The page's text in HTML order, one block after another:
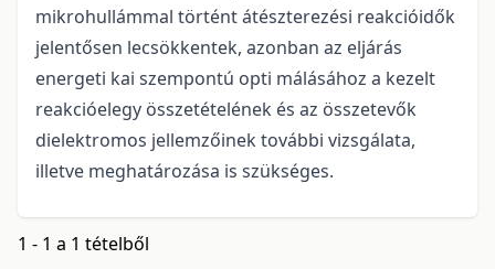
mikrohullámmal történt átészterezési reakcióidők
jelentősen lecsökkentek, azonban az eljárás
energeti kai szempontú opti málásához a kezelt
reakcióelegy összetételének és az összetevők
dielektromos jellemzőinek további vizsgálata,
illetve meghatározása is szükséges.
1 - 1 a 1 tételből